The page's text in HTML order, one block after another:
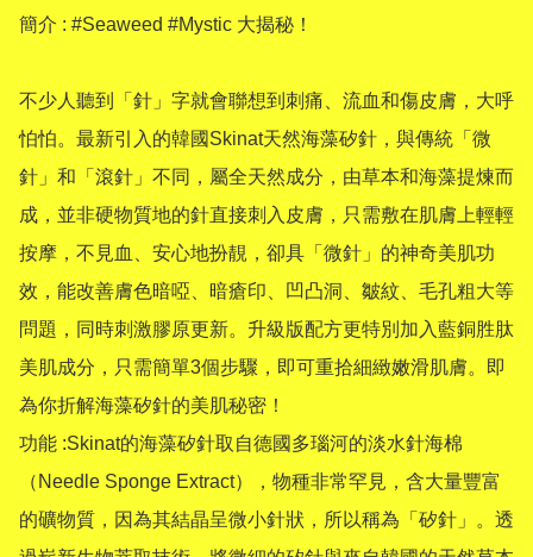
簡介 : #Seaweed #Mystic 大揭秘！
不少人聽到「針」字就會聯想到刺痛、流血和傷皮膚，大呼
怕怕。最新引入的韓國Skinat天然海藻矽針，與傳統「微
針」和「滾針」不同，屬全天然成分，由草本和海藻提煉而
成，並非硬物質地的針直接刺入皮膚，只需敷在肌膚上輕輕
按摩，不見血、安心地扮靚，卻具「微針」的神奇美肌功
效，能改善膚色暗啞、暗瘡印、凹凸洞、皺紋、毛孔粗大等
問題，同時刺激膠原更新。升級版配方更特別加入藍銅胜肽
美肌成分，只需簡單3個步驟，即可重拾細緻嫩滑肌膚。即
為你折解海藻矽針的美肌秘密！
功能 :Skinat的海藻矽針取自德國多瑙河的淡水針海棉
（Needle Sponge Extract），物種非常罕見，含大量豐富
的礦物質，因為其結晶呈微小針狀，所以稱為「矽針」。透